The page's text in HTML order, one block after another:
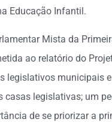
Educação Infantil.
Mista da
ao relatório do
legislativos municipais
casas legislativas; um
de se priorizar a